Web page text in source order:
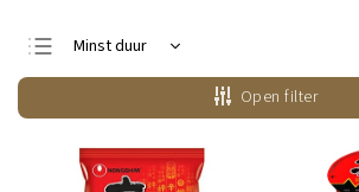
Minst duur
Duurste
Bestsellers
Alfabetisch
Open filter